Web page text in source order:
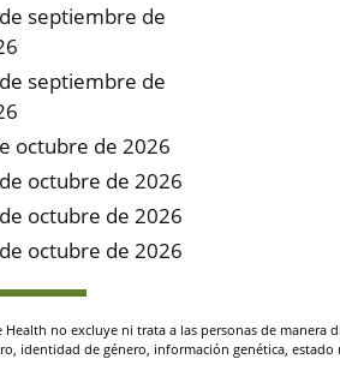
septiembre de
septiembre de
octubre de 2026
octubre de 2026
octubre de 2026
octubre de 2026
Health no excluye ni trata a las personas de
identidad de género, información genética,